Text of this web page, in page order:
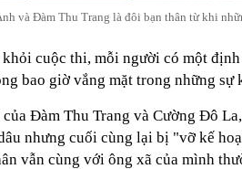
và Đàm Thu Trang là đôi bạn thân từ khi
khỏi cuộc thi, mỗi người có một
bao giờ vắng mặt trong những sự
Đàm Thu Trang và Cường Đô
nhưng cuối cùng lại bị "vỡ kế
vẫn cùng với ông xã của mình